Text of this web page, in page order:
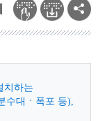
보
기
치하는
수대ㆍ폭포 등),